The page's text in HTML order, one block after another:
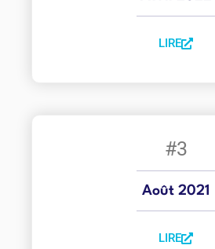
LIRE
#3
Août 2021
LIRE